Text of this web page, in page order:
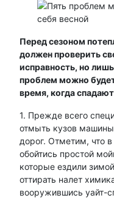
Перед сезоном
должен проверить
исправность, но
проблем можно
время, когда
1. Прежде всего
отмыть кузов машины
дорог. Отметим, что
обойтись простой
которые ездили
оттирать налет
вооружившись уайт-